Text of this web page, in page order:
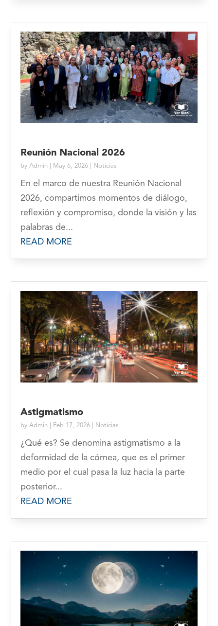
Reunión Nacional 2026
byAdmin May 6, 2026 Noticias
En el marco de nuestra Reunión Nacional
2026, compartimos momentos de diálogo,
reflexión y compromiso, donde la visión y las
palabras de...
READ MORE
Astigmatismo
byAdmin Feb 17, 2026 Noticias
¿Qué es? Se denomina astigmatismo a la
deformidad de la córnea, que es el primer
medio por el cual pasa la luz hacia la parte
posterior...
READ MORE